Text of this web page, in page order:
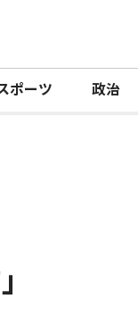
ポーツ 政治